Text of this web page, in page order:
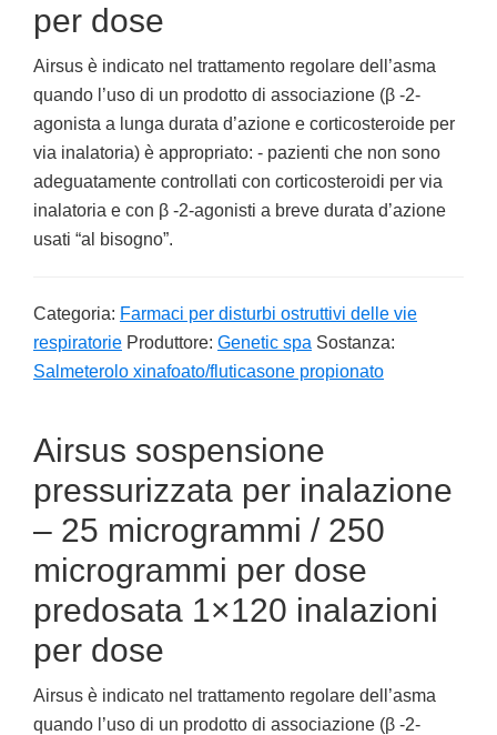
per dose
Airsus è indicato nel trattamento regolare dell’asma
quando l’uso di un prodotto di associazione (β -2-
agonista a lunga durata d’azione e corticosteroide per
via inalatoria) è appropriato: - pazienti che non sono
adeguatamente controllati con corticosteroidi per via
inalatoria e con β -2-agonisti a breve durata d’azione
usati “al bisogno”.
Categoria: Farmaci per disturbi ostruttivi delle vie
respiratorie Produttore: Genetic spa Sostanza:
Salmeterolo xinafoato/fluticasone propionato
Airsus sospensione
pressurizzata per inalazione
– 25 microgrammi / 250
microgrammi per dose
predosata 1×120 inalazioni
per dose
Airsus è indicato nel trattamento regolare dell’asma
quando l’uso di un prodotto di associazione (β -2-